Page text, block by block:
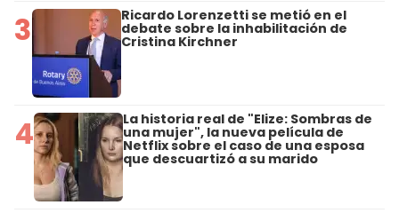
3 Ricardo Lorenzetti se metió en el
debate sobre la inhabilitación de
Cristina Kirchner
4 La historia real de "Elize: Sombras de
una mujer", la nueva película de
Netflix sobre el caso de una esposa
que descuartizó a su marido